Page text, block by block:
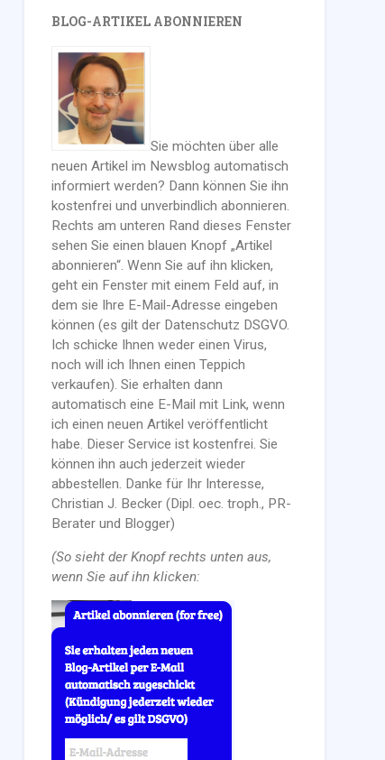
BLOG-ARTIKEL ABONNIEREN
Sie möchten über alle
neuen Artikel im Newsblog automatisch
informiert werden? Dann können Sie ihn
kostenfrei und unverbindlich abonnieren.
Rechts am unteren Rand dieses Fenster
sehen Sie einen blauen Knopf „Artikel
abonnieren“. Wenn Sie auf ihn klicken,
geht ein Fenster mit einem Feld auf, in
dem sie Ihre E-Mail-Adresse eingeben
können (es gilt der Datenschutz DSGVO.
Ich schicke Ihnen weder einen Virus,
noch will ich Ihnen einen Teppich
verkaufen). Sie erhalten dann
automatisch eine E-Mail mit Link, wenn
ich einen neuen Artikel veröffentlicht
habe. Dieser Service ist kostenfrei. Sie
können ihn auch jederzeit wieder
abbestellen. Danke für Ihr Interesse,
Christian J. Becker (Dipl. oec. troph., PR-
Berater und Blogger)
(So sieht der Knopf rechts unten aus,
wenn Sie auf ihn klicken: